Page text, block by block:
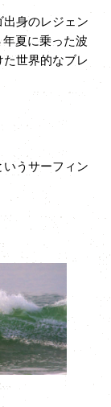
身のレジェン
夏に乗った波
世界的なブレ
うサーフィン